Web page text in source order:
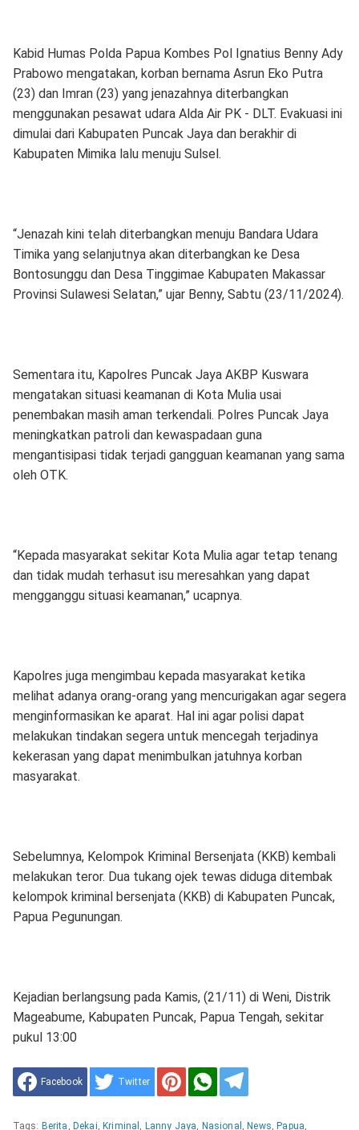
Kabid Humas Polda Papua Kombes Pol Ignatius Benny Ady
Prabowo mengatakan, korban bernama Asrun Eko Putra
(23) dan Imran (23) yang jenazahnya diterbangkan
menggunakan pesawat udara Alda Air PK - DLT. Evakuasi ini
dimulai dari Kabupaten Puncak Jaya dan berakhir di
Kabupaten Mimika lalu menuju Sulsel.
“Jenazah kini telah diterbangkan menuju Bandara Udara
Timika yang selanjutnya akan diterbangkan ke Desa
Bontosunggu dan Desa Tinggimae Kabupaten Makassar
Provinsi Sulawesi Selatan,” ujar Benny, Sabtu (23/11/2024).
Sementara itu, Kapolres Puncak Jaya AKBP Kuswara
mengatakan situasi keamanan di Kota Mulia usai
penembakan masih aman terkendali. Polres Puncak Jaya
meningkatkan patroli dan kewaspadaan guna
mengantisipasi tidak terjadi gangguan keamanan yang sama
oleh OTK.
“Kepada masyarakat sekitar Kota Mulia agar tetap tenang
dan tidak mudah terhasut isu meresahkan yang dapat
mengganggu situasi keamanan,” ucapnya.
Kapolres juga mengimbau kepada masyarakat ketika
melihat adanya orang-orang yang mencurigakan agar segera
menginformasikan ke aparat. Hal ini agar polisi dapat
melakukan tindakan segera untuk mencegah terjadinya
kekerasan yang dapat menimbulkan jatuhnya korban
masyarakat.
Sebelumnya, Kelompok Kriminal Bersenjata (KKB) kembali
melakukan teror. Dua tukang ojek tewas diduga ditembak
kelompok kriminal bersenjata (KKB) di Kabupaten Puncak,
Papua Pegunungan.
Kejadian berlangsung pada Kamis, (21/11) di Weni, Distrik
Mageabume, Kabupaten Puncak, Papua Tengah, sekitar
pukul 13:00
Facebook Twitter
Tags: Berita , Dekai, Kriminal , Lanny Jaya, Nasional , News, Papua,